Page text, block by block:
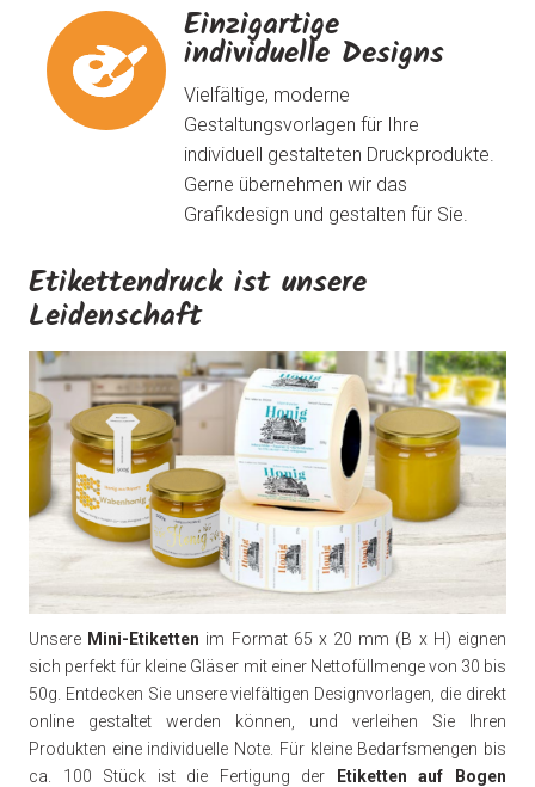
Einzigartige
individuelle Designs
Vielfältige, moderne
Gestaltungsvorlagen für Ihre
individuell gestalteten Druckprodukte.
Gerne übernehmen wir das
Grafikdesign und gestalten für Sie.
Etikettendruck ist unsere
Leidenschaft
Unsere Mini-Etiketten im Format 65 x 20 mm (B x H) eignen
sich perfekt für kleine Gläser mit einer Nettofüllmenge von 30 bis
50g. Entdecken Sie unsere vielfältigen Designvorlagen, die direkt
online gestaltet werden können, und verleihen Sie Ihren
Produkten eine individuelle Note. Für kleine Bedarfsmengen bis
ca. 100 Stück ist die Fertigung der Etiketten auf Bogen